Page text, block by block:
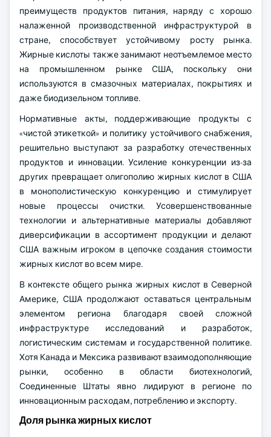
преимуществ продуктов питания, наряду с хорошо
налаженной производственной инфраструктурой в
стране, способствует устойчивому росту рынка.
Жирные кислоты также занимают неотъемлемое место
на промышленном рынке США, поскольку они
используются в смазочных материалах, покрытиях и
даже биодизельном топливе.
Нормативные акты, поддерживающие продукты с
«чистой этикеткой» и политику устойчивого снабжения,
решительно выступают за разработку отечественных
продуктов и инновации. Усиление конкуренции из-за
других превращает олигополию жирных кислот в США
в монополистическую конкуренцию и стимулирует
новые процессы очистки. Усовершенствованные
технологии и альтернативные материалы добавляют
диверсификации в ассортимент продукции и делают
США важным игроком в цепочке создания стоимости
жирных кислот во всем мире.
В контексте общего рынка жирных кислот в Северной
Америке, США продолжают оставаться центральным
элементом региона благодаря своей сложной
инфраструктуре исследований и разработок,
логистическим системам и государственной политике.
Хотя Канада и Мексика развивают взаимодополняющие
рынки, особенно в области биотехнологий,
Соединенные Штаты явно лидируют в регионе по
инновационным расходам, потреблению и экспорту.
Доля рынка жирных кислот